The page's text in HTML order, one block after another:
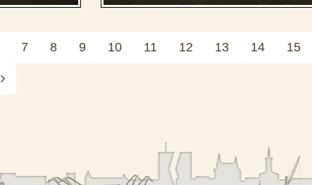
7 8 9 10 11 12 13 14 15